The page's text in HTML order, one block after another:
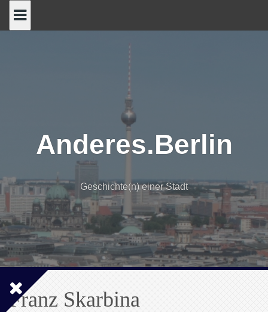
Anderes.Berlin
Geschichte(n) einer Stadt
Franz Skarbina